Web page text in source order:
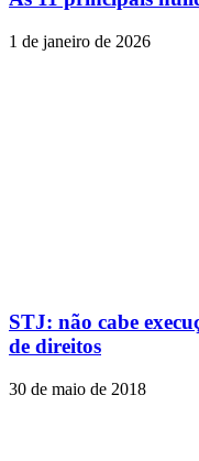
1 de janeiro de 2026
STJ: não cabe
de direitos
30 de maio de 2018